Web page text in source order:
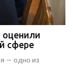
сфере
— одно из